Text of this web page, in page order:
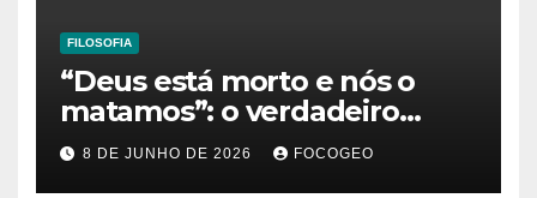
FILOSOFIA
“Deus está morto e nós o
matamos”: o verdadeiro
significado da frase de
Friedrich Nietzsche
8 DE JUNHO DE 2026 FOCOGEO